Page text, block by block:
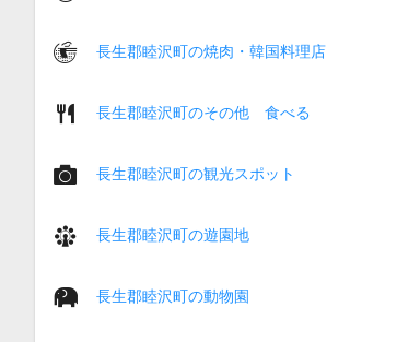
長生郡睦沢町の焼肉・韓国料理店
長生郡睦沢町のその他 食べる
長生郡睦沢町の観光スポット
長生郡睦沢町の遊園地
長生郡睦沢町の動物園